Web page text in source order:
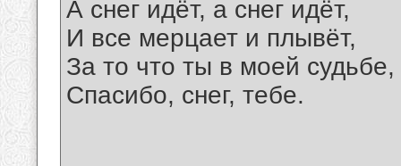
А снег идёт, а снег идёт,
И все мерцает и плывёт,
За то что ты в моей судьбе,
Спасибо, снег, тебе.